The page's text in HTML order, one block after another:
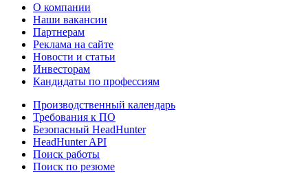
О компании
Наши вакансии
Партнерам
Реклама на сайте
Новости и статьи
Инвесторам
Кандидаты по профессиям
Производственный календарь
Требования к ПО
Безопасный HeadHunter
HeadHunter API
Поиск работы
Поиск по резюме